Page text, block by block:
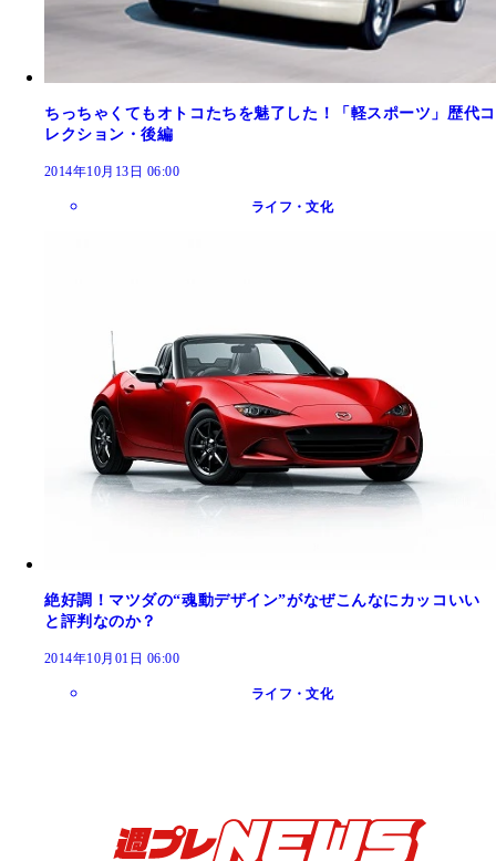
ちっちゃくてもオトコたちを魅了した！「軽スポーツ」歴代コ
レクション・後編
2014年10月13日 06:00
ライフ・文化
絶好調！マツダの“魂動デザイン”がなぜこんなにカッコいい
と評判なのか？
2014年10月01日 06:00
ライフ・文化